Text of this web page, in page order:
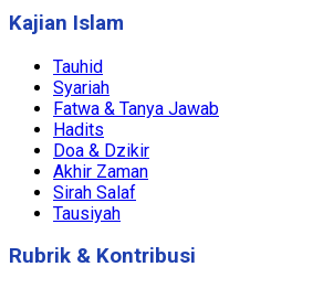
Kajian Islam
Tauhid
Syariah
Fatwa & Tanya Jawab
Hadits
Doa & Dzikir
Akhir Zaman
Sirah Salaf
Tausiyah
Rubrik & Kontribusi